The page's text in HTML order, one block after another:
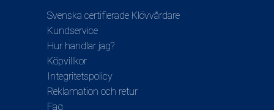
Svenska certifierade Klövvårdare
Kundservice
Hur handlar jag?
Köpvillkor
Integritetspolicy
Reklamation och retur
Faq